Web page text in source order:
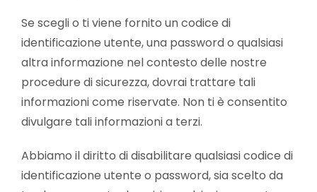
Se scegli o ti viene fornito un codice di
identificazione utente, una password o qualsiasi
altra informazione nel contesto delle nostre
procedure di sicurezza, dovrai trattare tali
informazioni come riservate. Non ti è consentito
divulgare tali informazioni a terzi.
Abbiamo il diritto di disabilitare qualsiasi codice di
identificazione utente o password, sia scelto da